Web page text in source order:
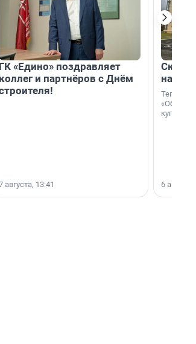
ГК «Едино» поздравляет
коллег и партнёров с Днём
августа, 13:41
на
Теперь
купить
6